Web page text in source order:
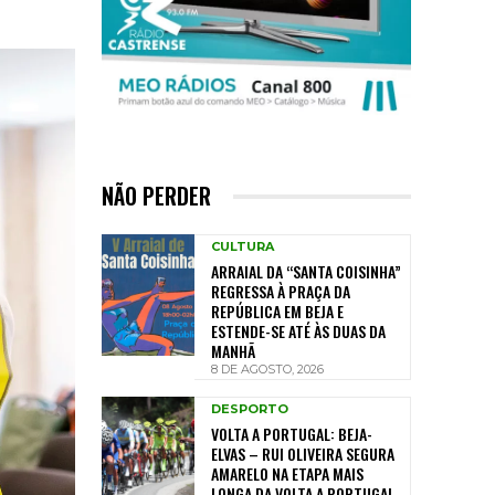
NÃO PERDER
CULTURA
ARRAIAL DA “SANTA COISINHA”
REGRESSA À PRAÇA DA
REPÚBLICA EM BEJA E
ESTENDE-SE ATÉ ÀS DUAS DA
MANHÃ
8 DE AGOSTO, 2026
DESPORTO
VOLTA A PORTUGAL: BEJA-
ELVAS – RUI OLIVEIRA SEGURA
AMARELO NA ETAPA MAIS